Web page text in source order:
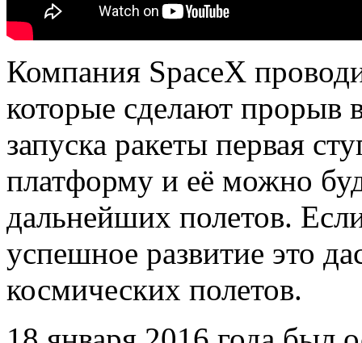
Компания SpaceX
которые сделают прорыв
запуска ракеты первая
платформу и её можно
дальнейших полетов.
успешное развитие это
космических полетов.